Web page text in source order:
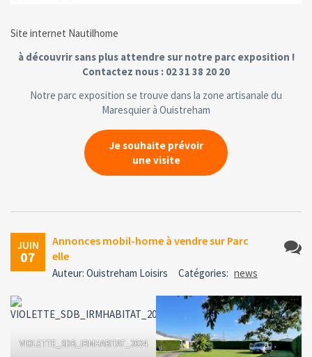
Site internet Nautilhome
à découvrir sans plus attendre sur notre parc exposition !
Contactez nous : 02 31 38 20 20
Notre parc exposition se trouve dans la zone artisanale du
Maresquier à Ouistreham
Je souhaite prévoir
une visite
JUIN
07
Annonces mobil-home à vendre sur Parc
elle
Auteur: Ouistreham Loisirs Catégories: news
VIOLETTE_SDB_IRMHABITAT_2024